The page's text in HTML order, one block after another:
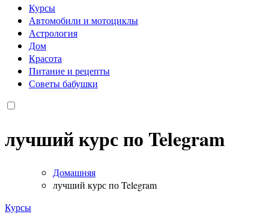
Курсы
Автомобили и мотоциклы
Астрология
Дом
Красота
Питание и рецепты
Советы бабушки
лучший курс по Telegram
Домашняя
лучший курс по Telegram
Курсы